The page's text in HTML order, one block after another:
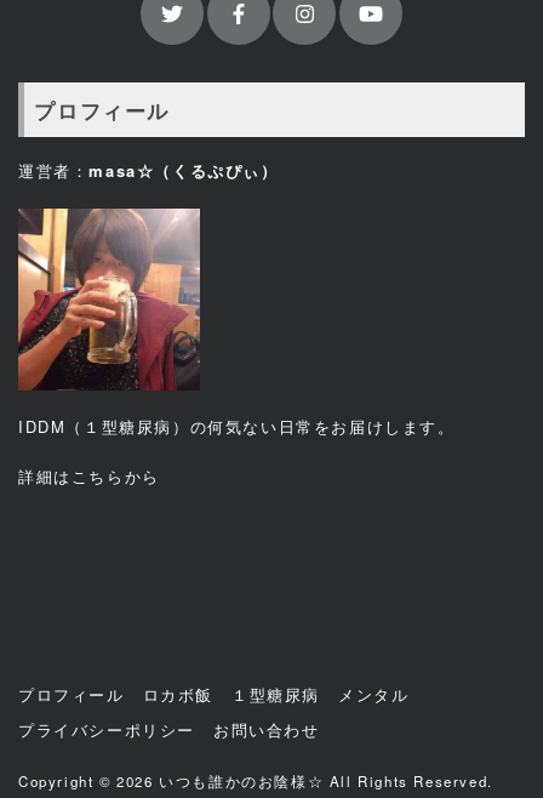
プロフィール
運営者：masa☆（くるぷぴぃ）
IDDM（１型糖尿病）の何気ない日常をお届けします。
詳細は こちら から
プロフィール ロカボ飯 １型糖尿病
メンタル
プライバシーポリシー
お問い合わせ
Copyright © 2026 いつも誰かのお陰様☆ All Rights Reserved.